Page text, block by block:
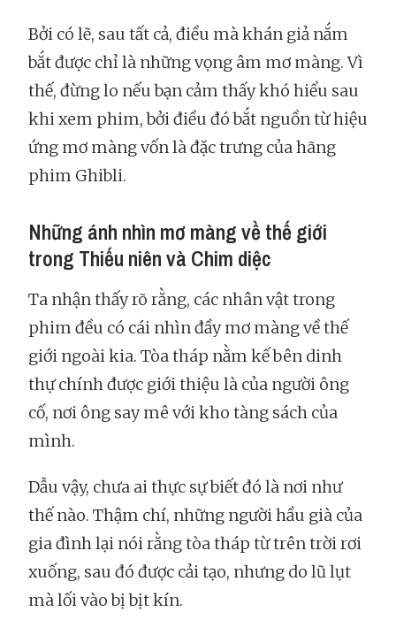
Bởi có lẽ, sau tất cả, điều mà khán giả nắm
bắt được chỉ là những vọng âm mơ màng. Vì
thế, đừng lo nếu bạn cảm thấy khó hiểu sau
khi xem phim, bởi điều đó bắt nguồn từ hiệu
ứng mơ màng vốn là đặc trưng của hãng
phim Ghibli.
Những ánh nhìn mơ màng về thế giới
trong Thiếu niên và Chim diệc
Ta nhận thấy rõ rằng, các nhân vật trong
phim đều có cái nhìn đầy mơ màng về thế
giới ngoài kia. Tòa tháp nằm kế bên dinh
thự chính được giới thiệu là của người ông
cố, nơi ông say mê với kho tàng sách của
mình.
Dẫu vậy, chưa ai thực sự biết đó là nơi như
thế nào. Thậm chí, những người hầu già của
gia đình lại nói rằng tòa tháp từ trên trời rơi
xuống, sau đó được cải tạo, nhưng do lũ lụt
mà lối vào bị bịt kín.